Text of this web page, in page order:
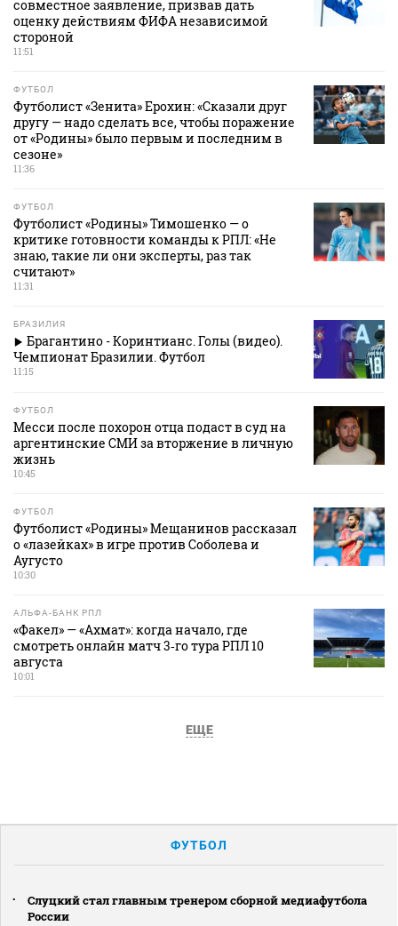
совместное заявление, призвав дать
оценку действиям ФИФА независимой
стороной
11:51
ФУТБОЛ
Футболист «Зенита» Ерохин: «Сказали друг
другу — надо сделать все, чтобы поражение
от «Родины» было первым и последним в
сезоне»
11:36
ФУТБОЛ
Футболист «Родины» Тимошенко — о
критике готовности команды к РПЛ: «Не
знаю, такие ли они эксперты, раз так
считают»
11:31
БРАЗИЛИЯ
Брагантино - Коринтианс. Голы (видео).
Чемпионат Бразилии. Футбол
11:15
ФУТБОЛ
Месси после похорон отца подаст в суд на
аргентинские СМИ за вторжение в личную
жизнь
10:45
ФУТБОЛ
Футболист «Родины» Мещанинов рассказал
о «лазейках» в игре против Соболева и
Аугусто
10:30
АЛЬФА-БАНК РПЛ
«Факел» — «Ахмат»: когда начало, где
смотреть онлайн матч 3‑го тура РПЛ 10
августа
10:01
ЕЩЕ
ФУТБОЛ
Слуцкий стал главным тренером сборной медиафутбола
России